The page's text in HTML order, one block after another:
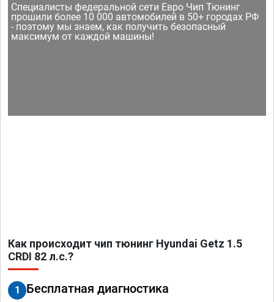
Специалисты федеральной сети Евро Чип Тюнинг
прошили более 10 000 автомобилей в 50+ городах РФ
- поэтому мы знаем, как получить безопасный
максимум от каждой машины!
Как происходит чип тюнинг Hyundai Getz 1.5
CRDI 82 л.с.?
1 Бесплатная диагностика